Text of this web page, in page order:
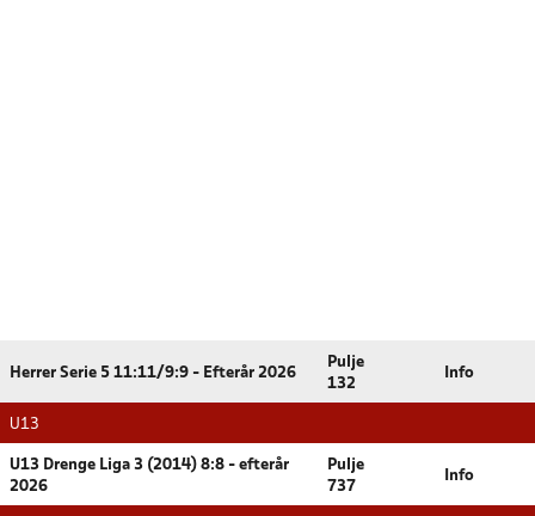
Herrer Serie 5 11:11/9:9 - Efterår 2026
Pulje
132
Info
U13
U13 Drenge Liga 3 (2014) 8:8 - efterår
2026
Pulje
737
Info